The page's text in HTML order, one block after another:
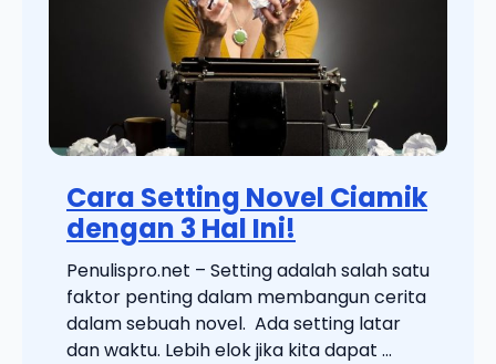
Cara Setting Novel Ciamik
dengan 3 Hal Ini!
Penulispro.net – Setting adalah salah satu
faktor penting dalam membangun cerita
dalam sebuah novel. Ada setting latar
dan waktu. Lebih elok jika kita dapat ...